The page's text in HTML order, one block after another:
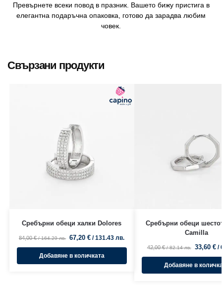
Превърнете всеки повод в празник. Вашето бижу пристига в
елегантна подаръчна опаковка, готово да зарадва любим
човек.
Свързани продукти
Сребърни обеци халки Dolores
84,00€ / 164.29 лв. 67,20€ / 131.43 лв.
Добавяне в количката
Сребърни обеци
Camilla
42,00€ / 82.14 лв. 33,60 € /
Добавяне в